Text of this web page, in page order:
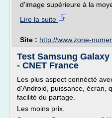
d'image supérieure à la
Lire la suite
Site : http://www.zone-
Test Samsung
- CNET France
Les plus aspect connécté
d'Android, puissance, écran,
facilité du partage.
Les moins prix.